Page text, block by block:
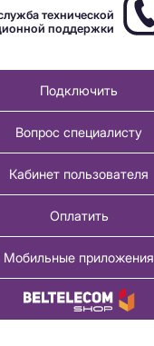
технической
поддержки
Подключить
Вопрос специалисту
Кабинет пользователя
Оплатить
Мобильные приложения
Купить товар